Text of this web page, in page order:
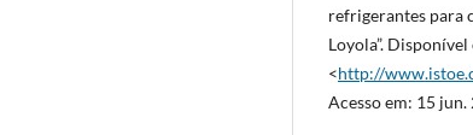
refrigerantes para
Loyola”. Disponível
<http://
Acesso em: 15 jun.